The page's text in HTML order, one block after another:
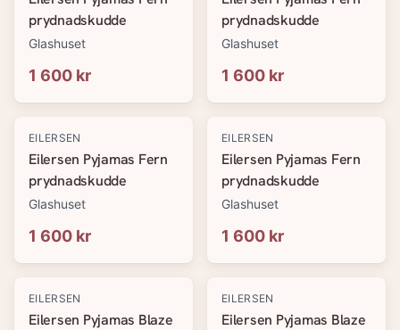
prydnadskudde
Glashuset
1 600 kr
prydnadskudde
Glashuset
1 600 kr
EILERSEN
Eilersen Pyjamas Fern
prydnadskudde
Glashuset
1 600 kr
EILERSEN
Eilersen Pyjamas Fern
prydnadskudde
Glashuset
1 600 kr
EILERSEN
Eilersen Pyjamas Blaze
EILERSEN
Eilersen Pyjamas Blaze